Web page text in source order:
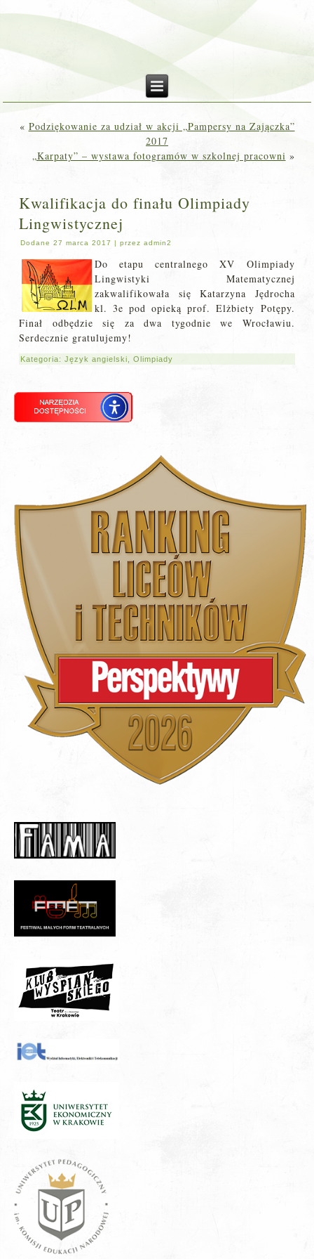
« Podziękowanie za udział w akcji „Pampersy na Zajączka”
2017
„Karpaty” – wystawa fotogramów w szkolnej pracowni »
Kwalifikacja do finału Olimpiady
Lingwistycznej
Dodane 27 marca 2017 |przez admin2
Do etapu centralnego XV Olimpiady
Lingwistyki Matematycznej
zakwalifikowała się Katarzyna Jędrocha
kl. 3e pod opieką prof. Elżbiety Potępy.
Finał odbędzie się za dwa tygodnie we Wrocławiu.
Serdecznie gratulujemy!
Kategoria:Język angielski ,Olimpiady